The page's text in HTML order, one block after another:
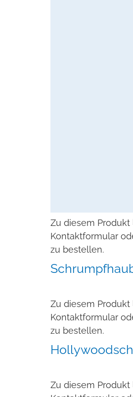
Zu diesem
Kontaktformular
zu bestellen.
Zu diesem
Kontaktformular
zu bestellen.
Zu diesem